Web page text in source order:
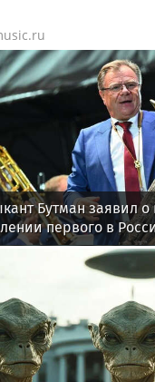
Бутман заявил
первого в